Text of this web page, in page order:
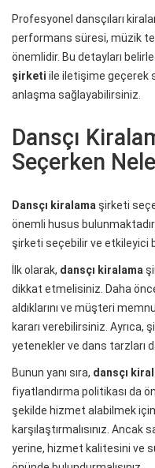
Profesyonel dansçıları
performans süresi, müzik
önemlidir. Bu detayları
şirketi ile iletişime geçerek
anlaşma sağlayabilirsiniz.
Dansçı
Seçerken
Dansçı kiralama şirketi
önemli husus
şirketi seçebilir ve etkileyici
İlk olarak, dansçı kiralama
dikkat etmelisiniz. Daha
aldıklarını ve müşteri
kararı verebilirsiniz. Ayrıca,
yetenekler ve dans tarzları
Bunun yanı sıra, dansçı
fiyatlandırma politikası da
şekilde hizmet alabilmek
karşılaştırmalısınız.
yerine, hizmet kalitesini ve